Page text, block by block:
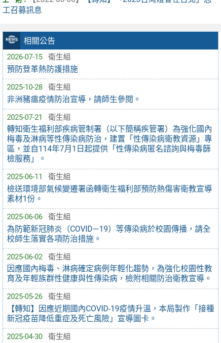
相關公告
2026-07-15 衛生組
預防登革熱防護措施
2025-10-28 衛生組
非洲豬瘟疫情防治宣導，請師生參閱。
2025-07-21 衛生組
轉知衛生福利部疾病管制署（以下簡稱疾管署）為強化國內
梅毒及淋病等性傳染病防治，建置「性傳染病衛教資源」專
區，並自114年7月1日起提供「性傳染病匿名諮詢與梅毒篩
檢服務」。
2025-06-11 衛生組
檢送環境部氣候變遷署函轉衛生福利部預防熱傷害衛教宣導
素材1份。
2025-06-06 衛生組
為防範新冠肺炎（COVID—19）等傳染病於校園傳播，請全
校師生落實各項防治措施。
2025-06-02 衛生組
因應國內梅毒、淋病確定病例年輕化趨勢，為強化校園性教
育及年輕族群性健康與性傳染病，檢附相關防治衛教宣導。
2025-05-26 衛生組
【轉知】因應近期國內COVID-19疫情升溫，本局製作「接種
新冠疫苗降低重症及死亡風險」宣導圖卡。
2025-04-30 衛生組
工召募訊息